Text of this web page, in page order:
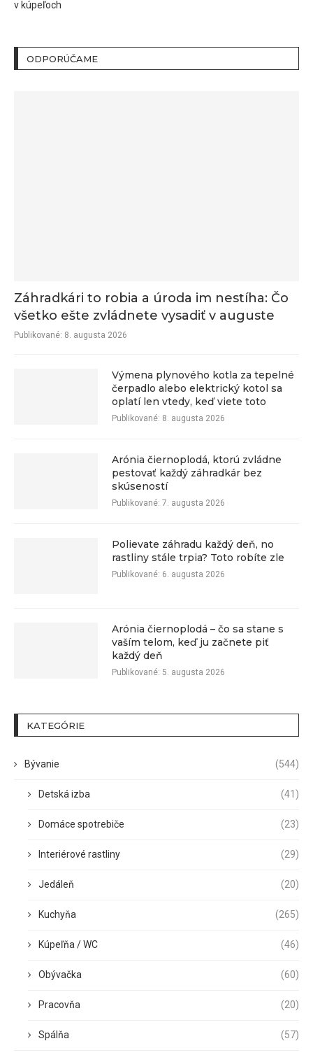
v kúpeľoch
ODPORÚČAME
Záhradkári to robia a úroda im nestíha: Čo
všetko ešte zvládnete vysadiť v auguste
Publikované: 8. augusta 2026
Výmena plynového kotla za tepelné
čerpadlo alebo elektrický kotol sa
oplatí len vtedy, keď viete toto
Publikované: 8. augusta 2026
Arónia čiernoplodá, ktorú zvládne
pestovať každý záhradkár bez
skúseností
Publikované: 7. augusta 2026
Polievate záhradu každý deň, no
rastliny stále trpia? Toto robíte zle
Publikované: 6. augusta 2026
Arónia čiernoplodá – čo sa stane s
vaším telom, keď ju začnete piť
každý deň
Publikované: 5. augusta 2026
KATEGÓRIE
Bývanie (544)
Detská izba (41)
Domáce spotrebiče (23)
Interiérové rastliny (29)
Jedáleň (20)
Kuchyňa (265)
Kúpeľňa / WC (46)
Obývačka (60)
Pracovňa (20)
Spálňa (57)